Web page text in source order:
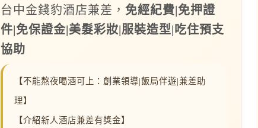
台中金錢豹酒店兼差， 免經紀費|免押證
件|免保證金|美髮彩妝|服裝造型|吃住預支
協助
【不能熬夜喝酒可上：創業領導|飯局伴遊|兼差助
理】
【介紹新人酒店兼差有獎金】